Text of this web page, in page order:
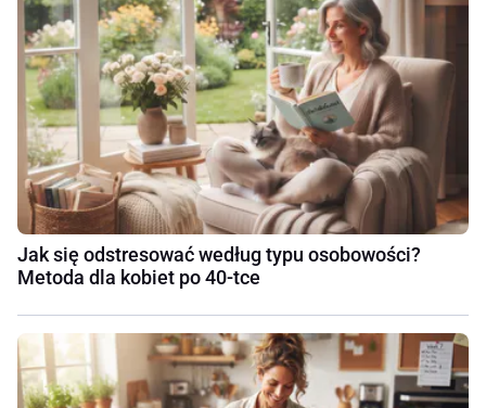
Jak się odstresować według typu osobowości?
Metoda dla kobiet po 40-tce